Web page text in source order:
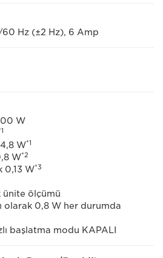
Hz (±2 Hz), 6 Amp
W
W*1
W*2
0,13 W*3
ünite ölçümü
olarak 0,8 W her durumda
başlatma modu KAPALI